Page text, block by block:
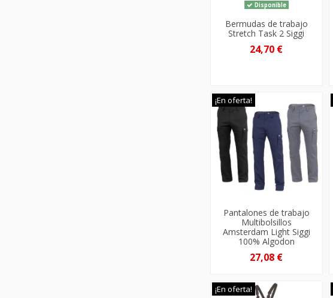
Disponible
Bermudas de trabajo
Stretch Task 2 Siggi
24,70 €
¡En oferta!
Pantalones de trabajo
Multibolsillos
Amsterdam Light Siggi
100% Algodon
27,08 €
¡En oferta!